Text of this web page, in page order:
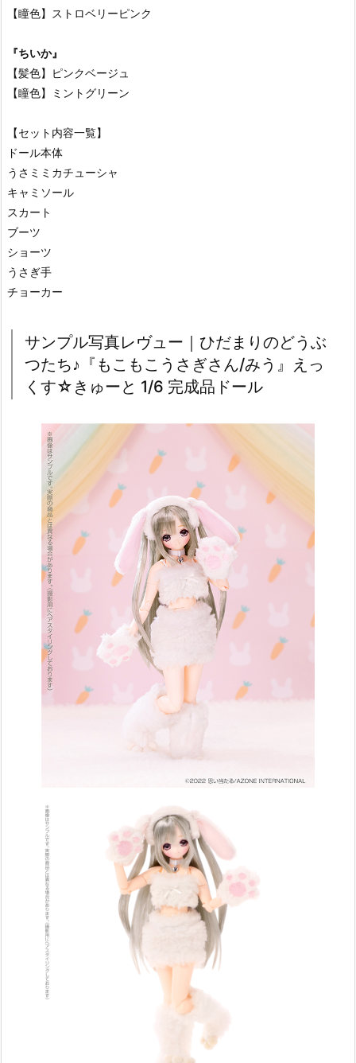
【瞳色】ストロベリーピンク
『ちいか』
【髪色】ピンクベージュ
【瞳色】ミントグリーン
【セット内容一覧】
ドール本体
うさミミカチューシャ
キャミソール
スカート
ブーツ
ショーツ
うさぎ手
チョーカー
サンプル写真レヴュー｜ひだまりのどうぶ
つたち♪『もこもこうさぎさん/みう』えっ
くす☆きゅーと 1/6 完成品ドール